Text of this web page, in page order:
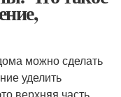
можно сделать
уделить